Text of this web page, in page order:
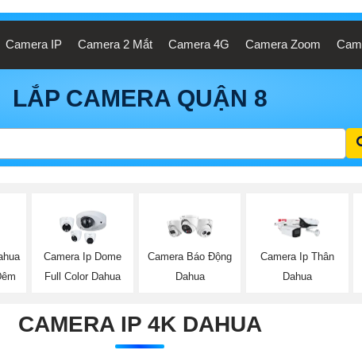
Camera IP Camera 2 Mắt Camera 4G Camera Zoom
LẮP CAMERA QUẬN 8
Camera Ip Dome
Full Color Dahua
Camera Báo Động
Dahua
Camera Ip Thân
Dahua
CAMERA IP 4K DAHUA